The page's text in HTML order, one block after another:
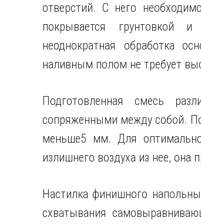
отверстий. С него
покрывается грунтовкой и
неоднократная обработка
наливным полом не требует
Подготовленная смесь
сопряженными между собой.
меньше5 мм. Для
излишнего воздуха из нее,
Настилка финишного
схватывания